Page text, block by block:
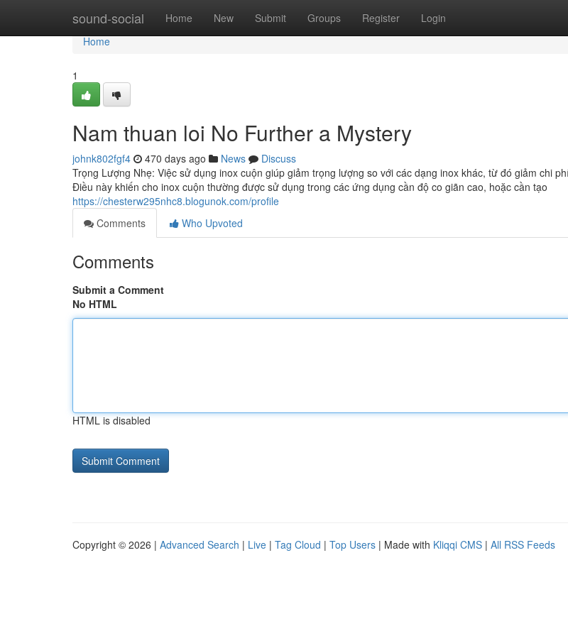
sound-social Home New Submit Groups Register Login
Home
Home
1
Nam thuan loi No Further a Mystery
johnk802fgf4 470 days ago News
Discuss
Trọng Lượng Nhẹ: Việc sử dụng inox cuộn giúp giảm trọng lượng so với các dạng inox khác, từ đó giảm chi
Điều này khiến cho inox cuộn thường được sử dụng trong các ứng dụng cần độ co giãn cao, hoặc cần tạo
https://chesterw295nhc8.blogunok.com/profile
Comments
Who Upvoted
Comments
Submit a Comment
No HTML
HTML is disabled
Copyright © 2026 | Advanced Search | Live | Tag Cloud | Top Users | Made with Kliqqi CMS | All RSS Feeds